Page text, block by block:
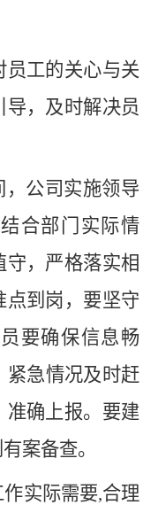
员工的关心与关
，及时解决员
，公司实施领导
合部门实际情
守，严格落实相
点到岗，要坚守
要确保信息畅
紧急情况及时赶
准确上报。要建
案备查。
作实际需要,合理